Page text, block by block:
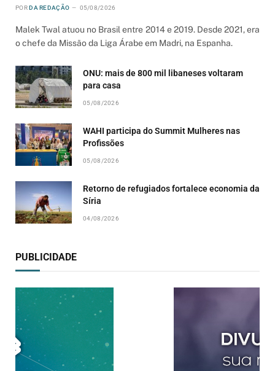
POR DA REDAÇÃO 05/08/2026
Malek Twal atuou no Brasil entre 2014 e 2019. Desde 2021, era
o chefe da Missão da Liga Árabe em Madri, na Espanha.
ONU: mais de 800 mil libaneses voltaram
para casa
05/08/2026
WAHI participa do Summit Mulheres nas
Profissões
05/08/2026
Retorno de refugiados fortalece economia da
Síria
04/08/2026
PUBLICIDADE